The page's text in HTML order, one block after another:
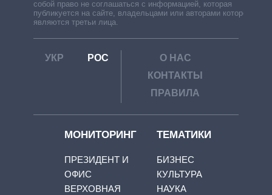
собой право не соглашаться с информацией, которая
публикуется на сайте, владельцами или авторами которой
являются третьи лица.
УКР РОС
О НАС
КОНТАКТЫ
ПРАВИЛА
МОНИТОРИНГ
ПРЕЗИДЕНТ И
ОФИС
ВЕРХОВНАЯ
ТЕМАТИКИ
БИЗНЕС
КУЛЬТУРА
НАУКА